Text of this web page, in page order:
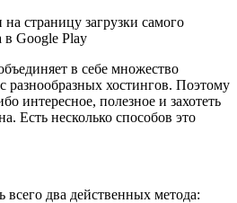
страницу загрузки самого
в Google Play
в себе множество
разнообразных хостингов. Поэтому
интересное, полезное и захотеть
Есть несколько способов это
всего два действенных метода: